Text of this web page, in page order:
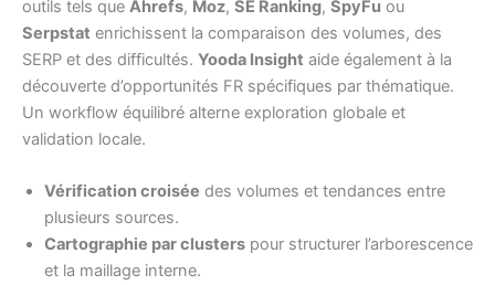
outils tels que Ahrefs, Moz, SE Ranking, SpyFu ou
Serpstat enrichissent la comparaison des volumes, des
SERP et des difficultés. Yooda Insight aide également à la
découverte d’opportunités FR spécifiques par thématique.
Un workflow équilibré alterne exploration globale et
validation locale.
Vérification croisée des volumes et tendances entre
plusieurs sources.
Cartographie par clusters pour structurer l’arborescence
et la maillage interne.